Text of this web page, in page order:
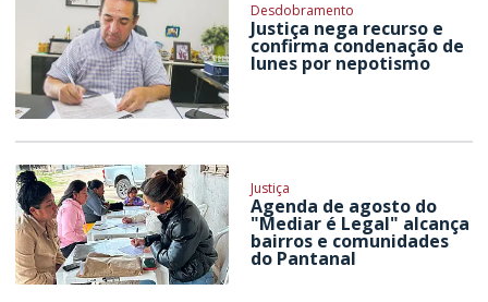
Desdobramento
Justiça nega recurso e
confirma condenação de
Iunes por nepotismo
Justiça
Agenda de agosto do
"Mediar é Legal" alcança
bairros e comunidades
do Pantanal